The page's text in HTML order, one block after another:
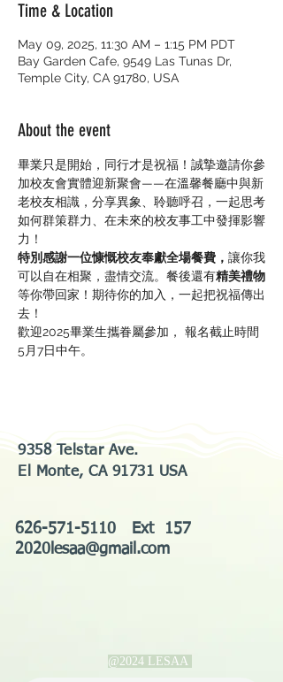
Time & Location
May 09, 2025, 11:30 AM – 1:15 PM PDT
Bay Garden Cafe, 9549 Las Tunas Dr,
Temple City, CA 91780, USA
About the event
畢業只是開始，同行才是祝福！誠摯邀請你參
加校友會實體迎新聚會——在溫馨餐廳中與新
老校友相識，分享異象、聆聽呼召，一起思考
如何群策群力、在未來的校友事工中發揮影響
力！
特別感謝一位慷慨校友奉獻全場餐費， 讓你我
可以自在相聚，盡情交流。餐後還有精美禮物
等你帶回家！期待你的加入，一起把祝福傳出
去！
歡迎2025畢業生攜眷屬參加， 報名截止時間
5月7日中午。
9358 Telstar Ave.
El Monte, CA 91731 USA
626-571-5110 Ext 157
2020lesaa@gmail.com
@2024 LESAA